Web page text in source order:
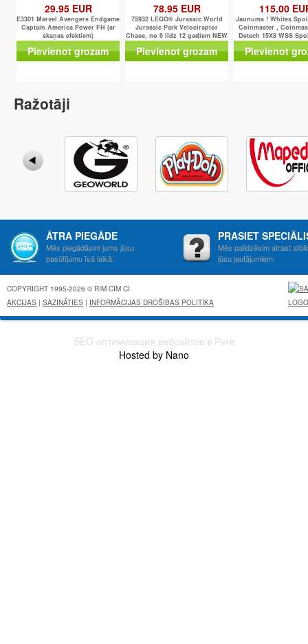
29.95 EUR
E3301 Marvel Avengers Endgame
Captain America Power FH (ar
skaņas efektiem)
Pievienot grozam
78.95 EUR
75932 LEGO® Jurassic World
Jurassic Park Velociraptor
Chase, no 6 līdz 12 gadiem NEW
2018!
Pievienot grozam
115.00
Jaunums ! Whites
Coinmaster ,
Detech 15X8 WSS
Vietas)
Pievienot
Ražotāji
ĀTRA PIEGĀDE
Mēs piegādāsim jums jūsu
pasūtījumu īsā laikā.
PRASIET
Mēs palidzēsim atrast
jūsu jautājumiem.
COPYRIGHT 1995-2026 © RIM CIM CI
AKCIJAS | SAZINĀTIES | INFORMĀCIJAS DROŠIBAS POLITIKA
SEO оптимизация вебсайтов в Риге
Hosted by Nano